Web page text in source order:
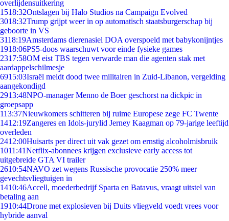
overlijdensuitkering
1518:32Ontslagen bij Halo Studios na Campaign Evolved
3018:32Trump grijpt weer in op automatisch staatsburgerschap bij
geboorte in VS
3118:19Amsterdams dierenasiel DOA overspoeld met babykonijntjes
1918:06PS5-doos waarschuwt voor einde fysieke games
2317:58OM eist TBS tegen verwarde man die agenten stak met
aardappelschilmesje
6915:03Israël meldt dood twee militairen in Zuid-Libanon, vergelding
aangekondigd
2913:48NPO-manager Menno de Boer geschorst na dickpic in
groepsapp
113:37Nieuwkomers schitteren bij ruime Europese zege FC Twente
1412:19Zangeres en Idols-jurylid Jerney Kaagman op 79-jarige leeftijd
overleden
2412:00Huisarts per direct uit vak gezet om ernstig alcoholmisbruik
1011:41Netflix-abonnees krijgen exclusieve early access tot
uitgebreide GTA VI trailer
2610:54NAVO zet wegens Russische provocatie 250% meer
gevechtsvliegtuigen in
1410:46Accell, moederbedrijf Sparta en Batavus, vraagt uitstel van
betaling aan
1910:44Drone met explosieven bij Duits vliegveld voedt vrees voor
hybride aanval